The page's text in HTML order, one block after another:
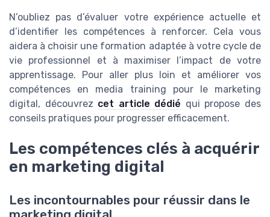
N’oubliez pas d’évaluer votre expérience actuelle et
d’identifier les compétences à renforcer. Cela vous
aidera à choisir une formation adaptée à votre cycle de
vie professionnel et à maximiser l’impact de votre
apprentissage. Pour aller plus loin et améliorer vos
compétences en media training pour le marketing
digital, découvrez cet article dédié qui propose des
conseils pratiques pour progresser efficacement.
Les compétences clés à acquérir
en marketing digital
Les incontournables pour réussir dans le